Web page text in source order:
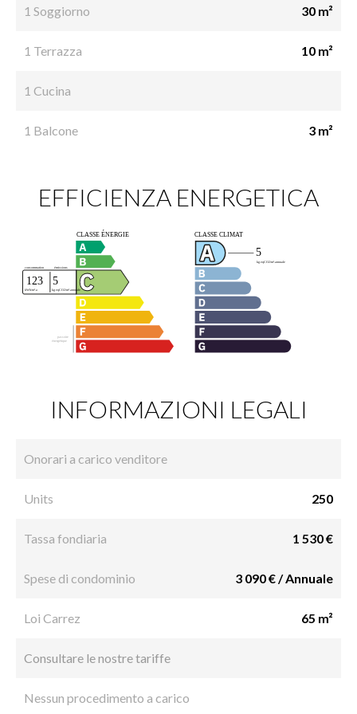
1 Soggiorno 30 m²
1 Terrazza 10 m²
1 Cucina
1 Balcone 3 m²
EFFICIENZA ENERGETICA
INFORMAZIONI LEGALI
Onorari a carico venditore
Units 250
Tassa fondiaria 1 530 €
Spese di condominio 3 090 € / Annuale
Loi Carrez 65 m²
Consultare le nostre tariffe
Nessun procedimento a carico